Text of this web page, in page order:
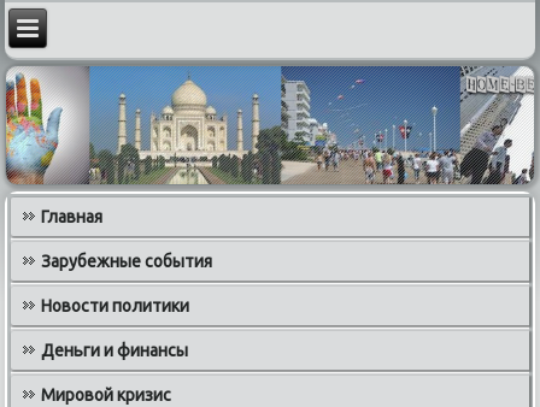
Главная
Зарубежные события
Новости политики
Деньги и финансы
Мировой кризис